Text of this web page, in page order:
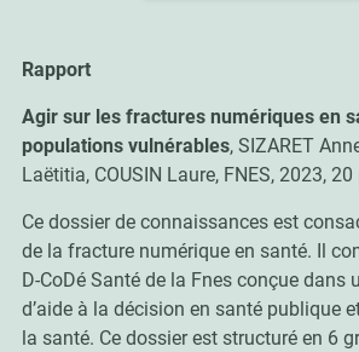
Rapport
Agir sur les fractures numériques en
populations vulnérables, SIZARET
Laëtitia, COUSIN Laure, FNES, 2023, 20
Ce dossier de connaissances est
de la fracture numérique en santé. Il
D-CoDé Santé de la Fnes conçue dans
d’aide à la décision en santé publique
la santé. Ce dossier est structuré en 6